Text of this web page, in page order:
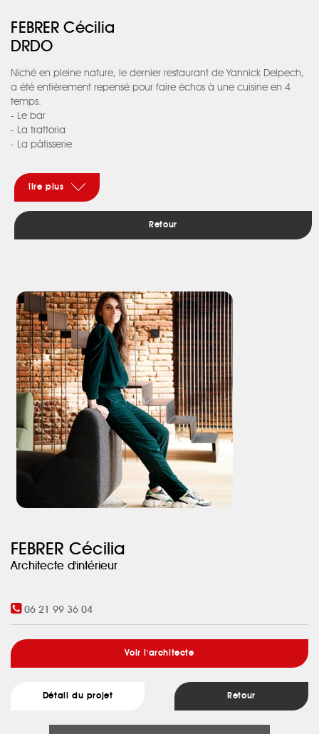
FEBRER Cécilia
DRDO
Niché en pleine nature, le dernier restaurant de Yannick Delpech,
a été entièrement repensé pour faire échos à une cuisine en 4
temps.
- Le bar
- La trattoria
- La pâtisserie
Au milieu des champs, attaché aux producteurs et à leur savoir-
faire, il voulait pour son nouveau concept culinaire un écrin
faisant oublier les protocoles et les institutions d’un étoilé.
C’est donc au milieu d’un décor ouvert et naturel que les deux
architectes ont eu carte blanche pour faire de ce lieu un endroit
symboliques, l’ensemble adouci et accompagné par la douceur
de tissus, de coussins, rideaux pour un confort subtil, presque
discret mais tellement indispensable.
On y retrouve des oeuvres faites pour l’occasion par l’artiste Fred
Manenc, des mises en scènes du photographe Joël Bardau, des
citations culinaires dissimulées dans les feuilles métalliques du
plafond…
Un parcours poétique, un décor caractéristique d’une cuisine
authentique pour une parfaite initiation à la gastronomie.
lire plus
Retour
FEBRER Cécilia
Architecte d'intérieur
06 21 99 36 04
Voir l'architecte
Détail du projet Retour